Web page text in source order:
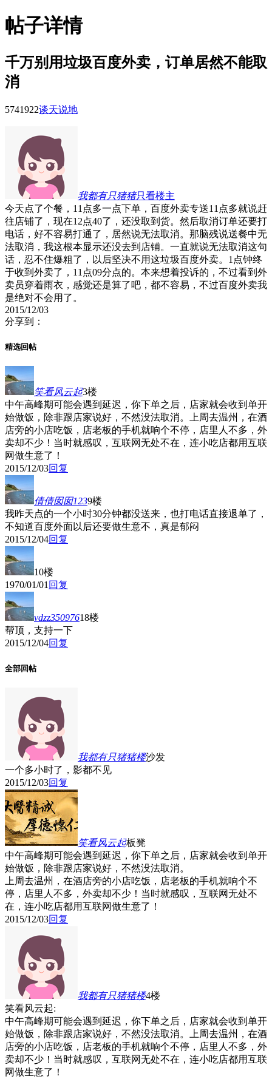
帖子详情
千万别用垃圾百度外卖，订单居然不能取
消
5741922谈天说地
我都有只猪猪只看楼主
今天点了个餐，11点多一点下单，百度外卖专送11点多就说赶
往店铺了，现在12点40了，还没取到货。然后取消订单还要打
电话，好不容易打通了，居然说无法取消。那脑残说送餐中无
法取消，我这根本显示还没去到店铺。一直就说无法取消这句
话，忍不住爆粗了，以后坚决不用这垃圾百度外卖。1点钟终
于收到外卖了，11点09分点的。本来想着投诉的，不过看到外
卖员穿着雨衣，感觉还是算了吧，都不容易，不过百度外卖我
是绝对不会用了。
2015/12/03
分享到：
精选回帖
笑看风云起3楼
中午高峰期可能会遇到延迟，你下单之后，店家就会收到单开
始做饭，除非跟店家说好，不然没法取消。上周去温州，在酒
店旁的小店吃饭，店老板的手机就响个不停，店里人不多，外
卖却不少！当时就感叹，互联网无处不在，连小吃店都用互联
网做生意了！
2015/12/03回复
倩倩囡囡1239楼
我昨天点的一个小时30分钟都没送来，也打电话直接退单了，
不知道百度外面以后还要做生意不，真是郁闷
2015/12/04回复
10楼
1970/01/01 回复
vdzz35097618楼
帮顶，支持一下
2015/12/04回复
全部回帖
我都有只猪猪楼沙发
一个多小时了，影都不见
2015/12/03回复
笑看风云起板凳
中午高峰期可能会遇到延迟，你下单之后，店家就会收到单开
始做饭，除非跟店家说好，不然没法取消。
上周去温州，在酒店旁的小店吃饭，店老板的手机就响个不
停，店里人不多，外卖却不少！当时就感叹，互联网无处不
在，连小吃店都用互联网做生意了！
2015/12/03回复
我都有只猪猪楼4楼
笑看风云起:
中午高峰期可能会遇到延迟，你下单之后，店家就会收到单开
始做饭，除非跟店家说好，不然没法取消。上周去温州，在酒
店旁的小店吃饭，店老板的手机就响个不停，店里人不多，外
卖却不少！当时就感叹，互联网无处不在，连小吃店都用互联
网做生意了！